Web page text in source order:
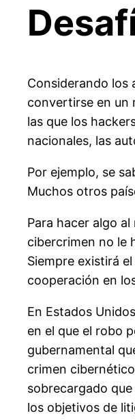
Considerando los
convertirse en un
las que los
nacionales, las
Por ejemplo, se
Muchos otros
Para hacer algo
cibercrimen no le
Siempre existirá
cooperación en
En Estados
en el que el robo
gubernamental
crimen
sobrecargado
los objetivos de